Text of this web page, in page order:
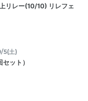
リレー(10/10) リレフェ
5(土)
ット）